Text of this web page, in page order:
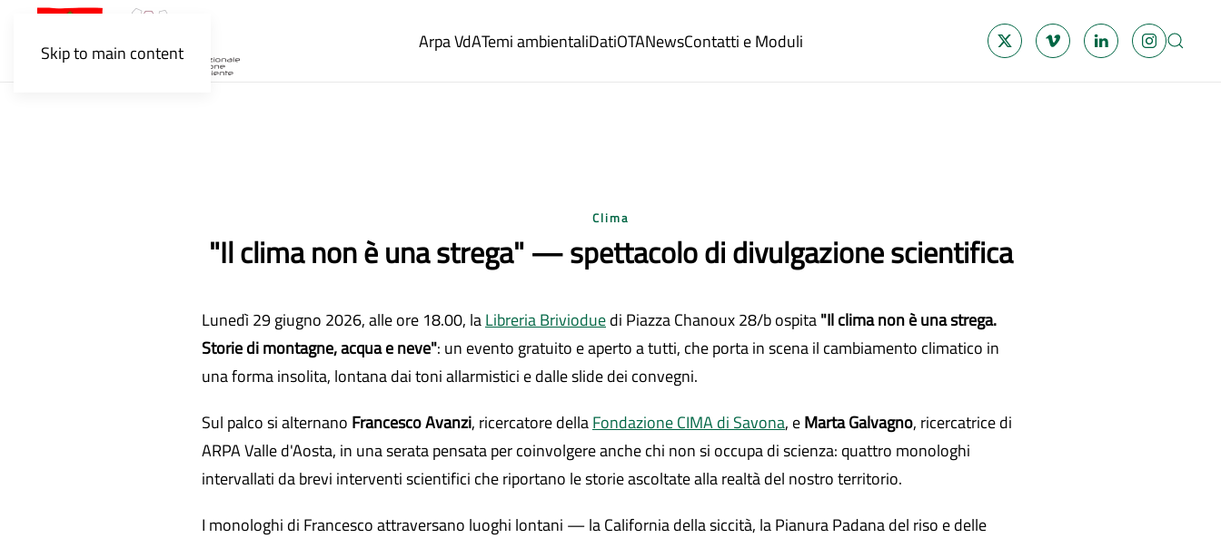
Skip to main content Arpa VdATemi ambientaliDatiOTANewsContatti e Moduli
Clima
"Il clima non è una strega" — spettacolo di divulgazione scientifica
Lunedì 29 giugno 2026, alle ore 18.00, laLibreria Brivioduedi Piazza Chanoux 28/b ospita"Il clima non è una strega.
Storie di montagne, acqua e neve": un evento gratuito e aperto a tutti, che porta in scena il cambiamento climatico in
una forma insolita, lontana dai toni allarmistici e dalle slide dei convegni.
Sul palco si alternano Francesco Avanzi, ricercatore dellaFondazione CIMA di Savona, eMarta Galvagno, ricercatrice di
ARPA Valle d'Aosta, in una serata pensata per coinvolgere anche chi non si occupa di scienza: quattro monologhi
intervallati da brevi interventi scientifici che riportano le storie ascoltate alla realtà del nostro territorio.
I monologhi di Francesco attraversano luoghi lontani — la California della siccità, la Pianura Padana del riso e delle